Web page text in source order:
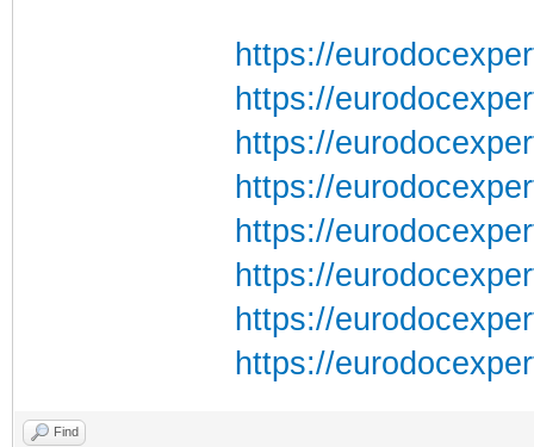
https://
https://
https://
https://
https://
https://
https://
https://
Find